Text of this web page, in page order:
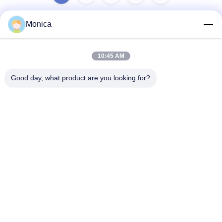
Γρήγορη επικοινωνία
Διεύθυνση
Monica
10:45 AM
Good day, what product are you looking for?